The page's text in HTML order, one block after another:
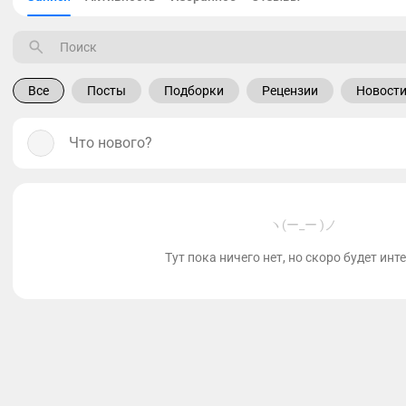
Все Посты Подборки Рецензии Новости
Что нового?
ヽ(ー_ー )ノ
Тут пока ничего нет, но скоро будет